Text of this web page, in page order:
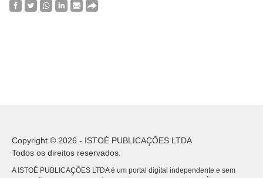
Copyright © 2026 - ISTOÉ PUBLICAÇÕES LTDA
Todos os direitos reservados.
A ISTOÉ PUBLICAÇÕES LTDA é um portal digital independente e sem